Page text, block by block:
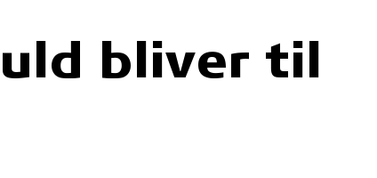
bliver til